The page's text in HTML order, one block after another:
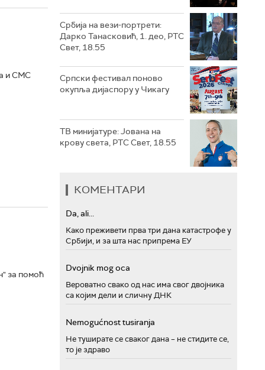
и СМС
за помоћ
Србија на вези-портрети:
Дарко Танасковић, 1. део, РТС
Свет, 18.55
Српски фестивал поново
окупља дијаспору у Чикагу
ТВ минијатуре: Јована на
крову света, РТС Свет, 18.55
КОМЕНТАРИ
Da, ali...
Како преживети прва три дана катастрофе у
Србији, и за шта нас припрема ЕУ
Dvojnik mog oca
Вероватно свако од нас има свог двојника
са којим дели и сличну ДНК
Nemogućnost tusiranja
Не туширате се сваког дана – не стидите се,
то је здраво